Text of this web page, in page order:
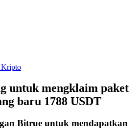
mendapatkan token populer
Kripto
untuk mengklaim paket
baru 1788 USDT
Bitrue untuk mendapatkan